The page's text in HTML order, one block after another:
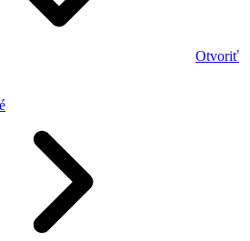
Otvoriť